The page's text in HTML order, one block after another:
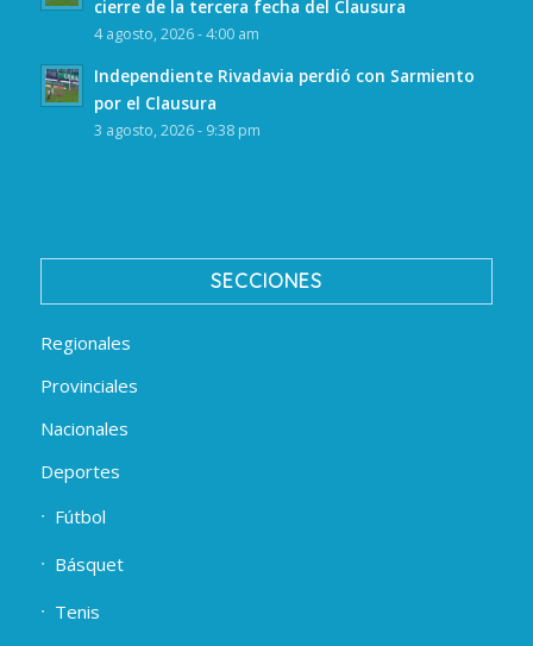
cierre de la tercera fecha del Clausura
4 agosto, 2026 - 4:00 am
Independiente Rivadavia perdió con Sarmiento
por el Clausura
3 agosto, 2026 - 9:38 pm
SECCIONES
Regionales
Provinciales
Nacionales
Deportes
Fútbol
Básquet
Tenis